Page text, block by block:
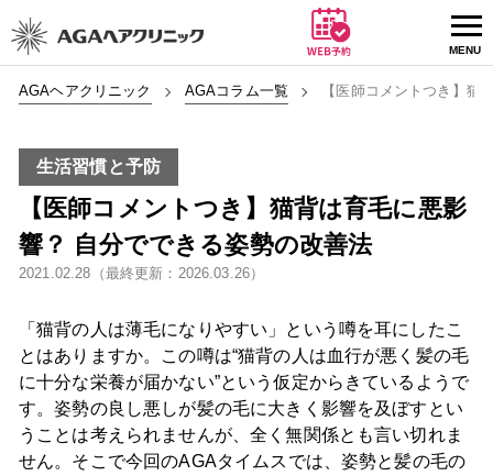
AGAヘアクリニック AGAコラム一覧 【医師コメントつき】猫
生活習慣と予防
【医師コメントつき】猫背は育毛に悪影
響？ 自分でできる姿勢の改善法
2021.02.28（最終更新：2026.03.26）
「猫背の人は薄毛になりやすい」という噂を耳にしたこ
とはありますか。この噂は“猫背の人は血行が悪く髪の毛
に十分な栄養が届かない”という仮定からきているようで
す。姿勢の良し悪しが髪の毛に大きく影響を及ぼすとい
うことは考えられませんが、全く無関係とも言い切れま
せん。そこで今回のAGAタイムスでは、姿勢と髪の毛の